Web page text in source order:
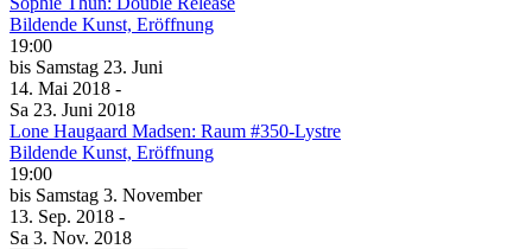
Bildende Kunst, Eröffnung
19:00
bis Samstag 23. Juni
14. Mai 2018 -
Sa 23. Juni 2018
Lone Haugaard Madsen: Raum #350-Lystre
Bildende Kunst, Eröffnung
19:00
bis Samstag 3. November
13. Sep. 2018 -
Sa 3. Nov. 2018